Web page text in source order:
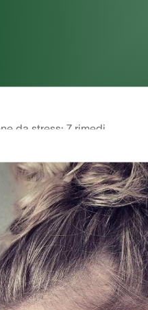
da stress: 7 rimedi
Probabilmente
fischi o
Ecco alcuni consigli